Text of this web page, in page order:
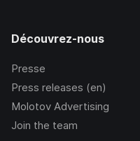
Découvrez-nous
Presse
Press releases (en)
Molotov Advertising
Join the team